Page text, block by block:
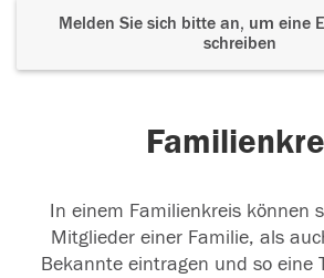
Melden Sie sich bitte an, um eine
schreiben
In einem Familienkreis können
Mitglieder einer Familie, als
Bekannte eintragen und so eine